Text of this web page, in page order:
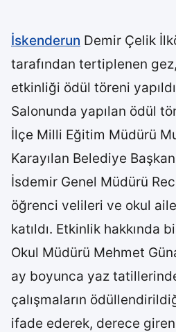
İskenderun Demir Çelik
tarafından tertiplenen
etkinliği ödül töreni
Salonunda yapılan ödül
İlçe Milli Eğitim Müdürü
Karayılan Belediye
İsdemir Genel Müdürü
öğrenci velileri ve okul
katıldı. Etkinlik hakkında
Okul Müdürü Mehmet
ay boyunca yaz
çalışmaların
ifade ederek, derece